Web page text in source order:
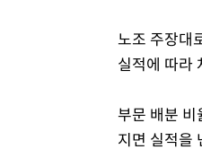
노조 주장대
실적에 따라
부문 배분
지면 실적을